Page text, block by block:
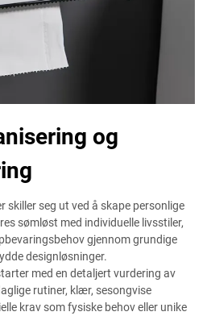
og
skiller seg ut ved å skape personlige
sømløst med individuelle livsstiler,
gjennom grundige
designløsninger.
med en detaljert vurdering av
rutiner, klær, sesongvise
krav som fysiske behov eller unike